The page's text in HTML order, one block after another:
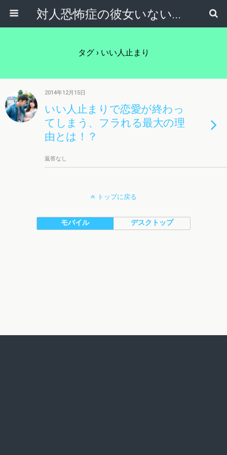
対人恐怖症の彼女いない歴＝年齢男『オテモ』の大逆転恋愛物語！
タグ › いい人止まり
2014年12月15日
いい人止まりで恋愛が終わっ
てしまう、フラれる最大の理
由とは！？
返答なし
トップに戻る
モバイル デスクトップ